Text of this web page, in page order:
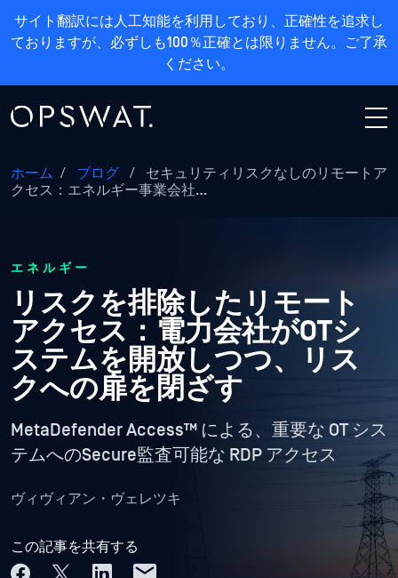
サイト翻訳には人工知能を利用しており、正確性を追求し
ておりますが、必ずしも100％正確とは限りません。ご了承
ください。
ホーム / ブログ /
セキュリティリスクなしのリモートア
クセス：エネルギー事業会社…
エネルギー
リスクを排除したリモート
アクセス：電力会社がOTシ
ステムを開放しつつ、リス
クへの扉を閉ざす
MetaDefender Access™ による、重要な OT シス
テムへのSecure監査可能な RDP アクセス
ヴィヴィアン・ヴェレツキ
この記事を共有する